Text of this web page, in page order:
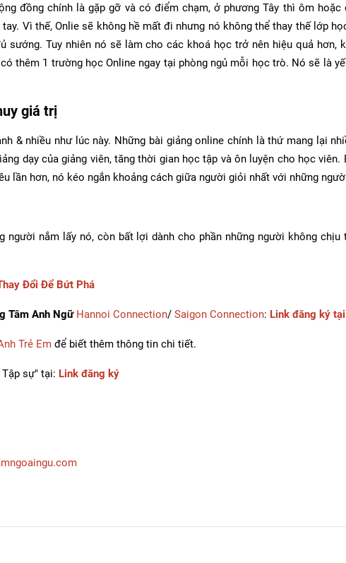
đồng chính là gặp gỡ và có điểm chạm, ở phương Tây thì ôm hoặc
Vì thế, Onlie sẽ không hề mất đi nhưng nó không thể thay thế lớp
Tuy nhiên nó sẽ làm cho các khoá học trở nên hiệu quả hơn,
thêm 1 trường học Online ngay tại phòng ngủ mỗi học trò. Nó sẽ là
giá trị
& nhiều như lúc này. Những bài giảng online chính là thứ mang lại
dạy của giảng viên, tăng thời gian học tập và ôn luyện cho học viên.
lần hơn, nó kéo ngắn khoảng cách giữa người giỏi nhất với những
người nắm lấy nó, còn bất lợi dành cho phần những người không chịu
Đổi Để Bứt Phá
Tâm Anh Ngữ Hannoi Connection/ Saigon Connection: Link đăng ký
Trẻ Em để biết thêm thông tin chi tiết.
sự" tại: Link đăng ký